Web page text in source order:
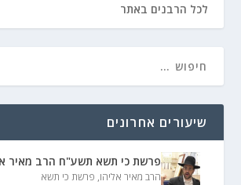
לכל הרבנים באתר
שיעורים אחרונים
פרשת כי תשא תשע"ח הרב מאיר
הרב מאיר אליהו, פרשת כי תשא